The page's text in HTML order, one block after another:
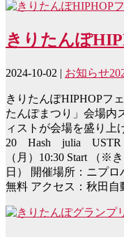
きりたんぽ
2024-10-02 | お知らせ
きりたんぽHIPHOPフ
たんぽまつり」会場内
ィストが会場を盛り
20 Hash julia USTR
（月）10:30 Start （※
日） 開催場所：ニプ
無料 アクセス：秋田自